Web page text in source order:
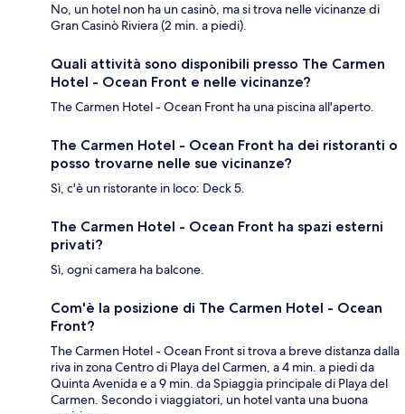
No, un hotel non ha un casinò, ma si trova nelle vicinanze di
Gran Casinò Riviera (2 min. a piedi).
Quali attività sono disponibili presso The Carmen
Hotel - Ocean Front e nelle vicinanze?
The Carmen Hotel - Ocean Front ha una piscina all'aperto.
The Carmen Hotel - Ocean Front ha dei ristoranti o
posso trovarne nelle sue vicinanze?
Sì, c'è un ristorante in loco: Deck 5.
The Carmen Hotel - Ocean Front ha spazi esterni
privati?
Sì, ogni camera ha balcone.
Com'è la posizione di The Carmen Hotel - Ocean
Front?
The Carmen Hotel - Ocean Front si trova a breve distanza dalla
riva in zona Centro di Playa del Carmen, a 4 min. a piedi da
Quinta Avenida e a 9 min. da Spiaggia principale di Playa del
Carmen. Secondo i viaggiatori, un hotel vanta una buona